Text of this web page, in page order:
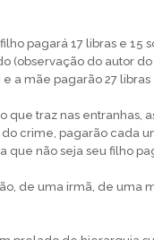
pagará 17 libras e 15
(observação do autor
a mãe pagarão 27
que traz nas entranhas,
crime, pagarão cada
que não seja seu filho
de uma irmã, de uma